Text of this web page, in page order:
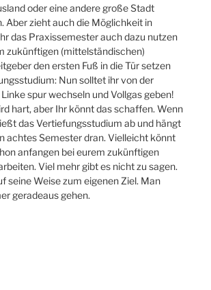
oder eine andere große Stadt
Aber zieht auch die Möglichkeit in
das Praxissemester auch dazu nutzen
zukünftigen (mittelständischen)
den ersten Fuß in die Tür setzen
Nun solltet ihr von der
spur wechseln und Vollgas geben!
hart, aber Ihr könnt das schaffen. Wenn
das Vertiefungsstudium ab und hängt
achtes Semester dran. Vielleicht könnt
anfangen bei eurem zukünftigen
Viel mehr gibt es nicht zu sagen.
seine Weise zum eigenen Ziel. Man
geradeaus gehen.